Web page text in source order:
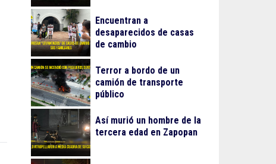
Encuentran a
desaparecidos de casas
de cambio
Terror a bordo de un
camión de transporte
público
Así murió un hombre de la
tercera edad en Zapopan